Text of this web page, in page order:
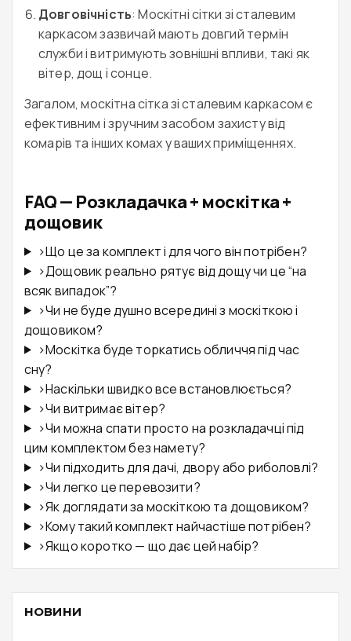
Довговічність: Москітні сітки зі сталевим
каркасом зазвичай мають довгий термін
служби і витримують зовнішні впливи, такі як
вітер, дощ і сонце.
Загалом, москітна сітка зі сталевим каркасом є
ефективним і зручним засобом захисту від
комарів та інших комах у ваших приміщеннях.
FAQ — Розкладачка + москітка +
дощовик
›Що це за комплект і для чого він потрібен?
›Дощовик реально рятує від дощу чи це “на
всяк випадок”?
›Чи не буде душно всередині з москіткою і
дощовиком?
›Москітка буде торкатись обличчя під час
сну?
›Наскільки швидко все встановлюється?
›Чи витримає вітер?
›Чи можна спати просто на розкладачці під
цим комплектом без намету?
›Чи підходить для дачі, двору або риболовлі?
›Чи легко це перевозити?
›Як доглядати за москіткою та дощовиком?
›Кому такий комплект найчастіше потрібен?
›Якщо коротко — що дає цей набір?
НОВИНИ